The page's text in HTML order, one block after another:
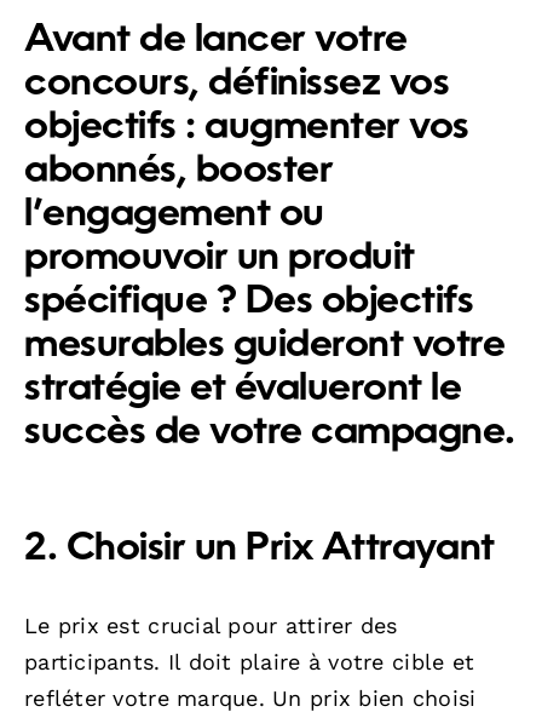
Avant de lancer votre
concours, définissez vos
objectifs : augmenter vos
abonnés, booster
l’engagement ou
promouvoir un produit
spécifique ? Des objectifs
mesurables guideront votre
stratégie et évalueront le
succès de votre campagne.
2. Choisir un Prix Attrayant
Le prix est crucial pour attirer des
participants. Il doit plaire à votre cible et
refléter votre marque. Un prix bien choisi